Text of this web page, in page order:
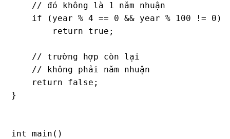
    // đó không là 1 năm nhuận
    if (year % 4 == 0 && year % 100 != 0)
        return true;
    // trường hợp còn lại
    // không phải năm nhuận
    return false;
}
int main()